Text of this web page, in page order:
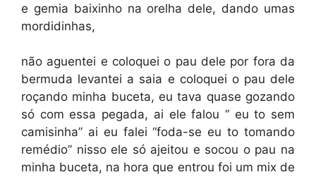
e gemia baixinho na orelha dele, dando umas
mordidinhas,
não aguentei e coloquei o pau dele por fora da
bermuda levantei a saia e coloquei o pau dele
roçando minha buceta, eu tava quase gozando
só com essa pegada, ai ele falou “ eu to sem
camisinha” ai eu falei “foda-se eu to tomando
remédio” nisso ele só ajeitou e socou o pau na
minha buceta, na hora que entrou foi um mix de